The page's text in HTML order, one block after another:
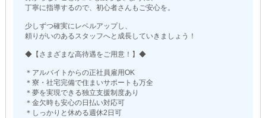
丁寧に指導するので、初心者さんもご安心を。
少しずつ確実にレベルアップし、
頼りがいのあるスタッフへと成長していきましょう！
◆【さまざまな高待遇をご用意！】◆
＊アルバイトからの正社員雇用OK
＊寮・社宅完備で住まいサポートも万全
＊夢を実現できる独立支援制度あり
＊金欠時も安心の日払い対応可
＊しっかりと休める週休2日可